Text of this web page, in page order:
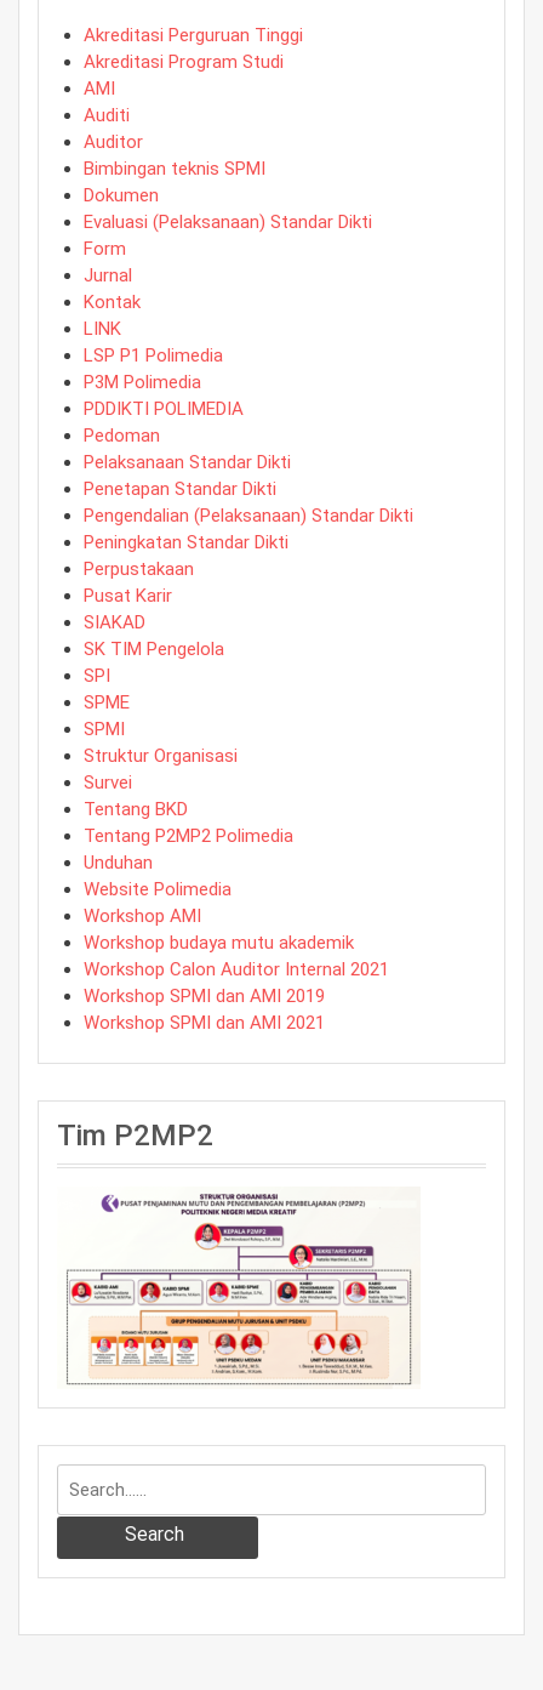
Akreditasi Perguruan Tinggi
Akreditasi Program Studi
AMI
Auditi
Auditor
Bimbingan teknis SPMI
Dokumen
Evaluasi (Pelaksanaan) Standar Dikti
Form
Jurnal
Kontak
LINK
LSP P1 Polimedia
P3M Polimedia
PDDIKTI POLIMEDIA
Pedoman
Pelaksanaan Standar Dikti
Penetapan Standar Dikti
Pengendalian (Pelaksanaan) Standar Dikti
Peningkatan Standar Dikti
Perpustakaan
Pusat Karir
SIAKAD
SK TIM Pengelola
SPI
SPME
SPMI
Struktur Organisasi
Survei
Tentang BKD
Tentang P2MP2 Polimedia
Unduhan
Website Polimedia
Workshop AMI
Workshop budaya mutu akademik
Workshop Calon Auditor Internal 2021
Workshop SPMI dan AMI 2019
Workshop SPMI dan AMI 2021
Tim P2MP2
Search